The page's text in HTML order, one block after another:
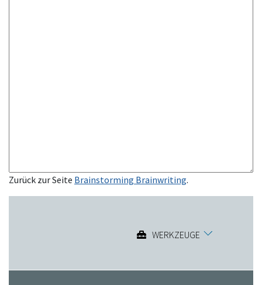
Zurück zur Seite Brainstorming Brainwriting.
WERKZEUGE